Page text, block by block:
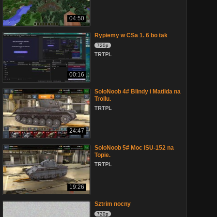
04:50
00:16
Rypiemy w CSa 1. 6 bo tak
720p
TRTPL
24:47
SoloNoob 4# Blindy i Matilda na
Trollu.
TRTPL
19:26
SoloNoob 5# Moc ISU-152 na
Topie.
TRTPL
Sztrim nocny
720p